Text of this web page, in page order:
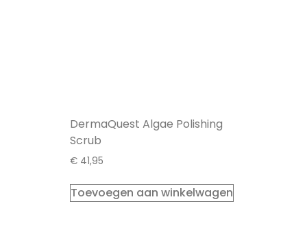
DermaQuest Algae Polishing
Scrub
€ 41,95
Toevoegen aan winkelwagen